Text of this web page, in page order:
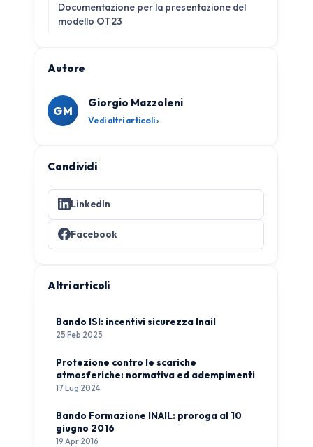
Documentazione per la presentazione del
modello OT23
Autore
GM
Giorgio Mazzoleni
Vedi altri articoli ›
Condividi
LinkedIn
Facebook
Altri articoli
Bando ISI: incentivi sicurezza Inail
25 Feb 2025
Protezione contro le scariche
atmosferiche: normativa ed adempimenti
17 Lug 2024
Bando Formazione INAIL: proroga al 10
giugno 2016
19 Apr 2016